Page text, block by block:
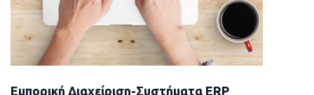
Εμπορική Διαχείριση-Συστήματα ERP